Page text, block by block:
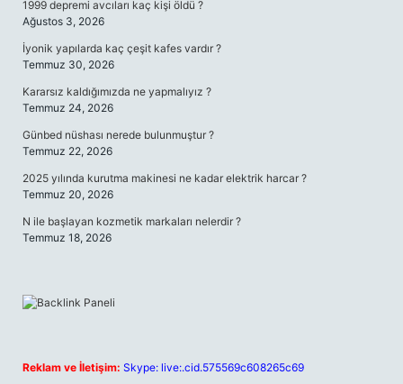
1999 depremi avcıları kaç kişi öldü ?
Ağustos 3, 2026
İyonik yapılarda kaç çeşit kafes vardır ?
Temmuz 30, 2026
Kararsız kaldığımızda ne yapmalıyız ?
Temmuz 24, 2026
Günbed nüshası nerede bulunmuştur ?
Temmuz 22, 2026
2025 yılında kurutma makinesi ne kadar elektrik harcar ?
Temmuz 20, 2026
N ile başlayan kozmetik markaları nelerdir ?
Temmuz 18, 2026
Reklam ve İletişim: Skype: live:.cid.575569c608265c69